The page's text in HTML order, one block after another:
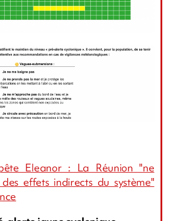
Eleanor : La Réunion "ne
effets indirects du système"